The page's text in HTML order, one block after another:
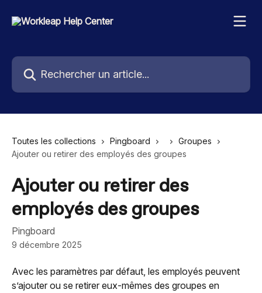
Rechercher un article...
Toutes les collections Pingboard
Groupes
Ajouter ou retirer des employés des groupes
Ajouter ou retirer des
employés des groupes
Pingboard
9 décembre 2025
Avec les paramètres par défaut, les employés peuvent
s’ajouter ou se retirer eux-mêmes des groupes en